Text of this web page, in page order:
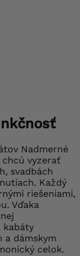
Nadmerné
vyzerať
svadbách
Každý
riešeniami,
Vďaka
kabáty
a dámskym
celok.